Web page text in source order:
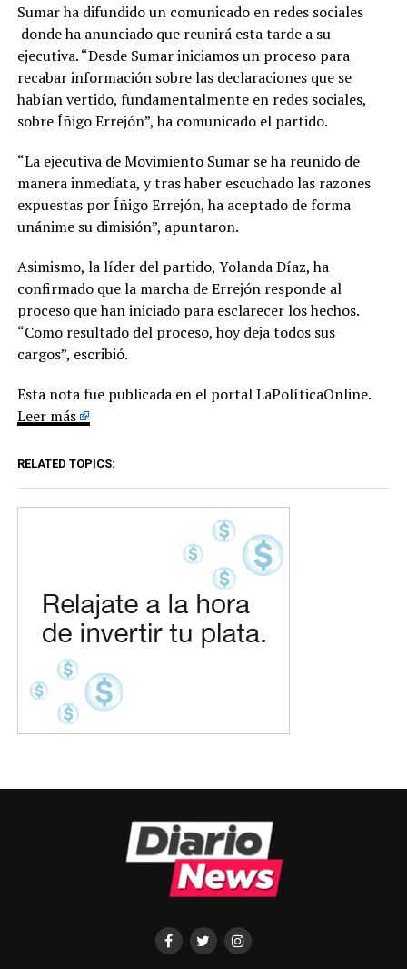
Sumar ha difundido un comunicado en redes sociales
donde ha anunciado que reunirá esta tarde a su
ejecutiva. “Desde Sumar iniciamos un proceso para
recabar información sobre las declaraciones que se
habían vertido, fundamentalmente en redes sociales,
sobre Íñigo Errejón”, ha comunicado el partido.
“La ejecutiva de Movimiento Sumar se ha reunido de
manera inmediata, y tras haber escuchado las razones
expuestas por Íñigo Errejón, ha aceptado de forma
unánime su dimisión”, apuntaron.
Asimismo, la líder del partido, Yolanda Díaz, ha
confirmado que la marcha de Errejón responde al
proceso que han iniciado para esclarecer los hechos.
“Como resultado del proceso, hoy deja todos sus
cargos”, escribió.
Esta nota fue publicada en el portal LaPolíticaOnline.
Leer más
RELATED TOPICS: